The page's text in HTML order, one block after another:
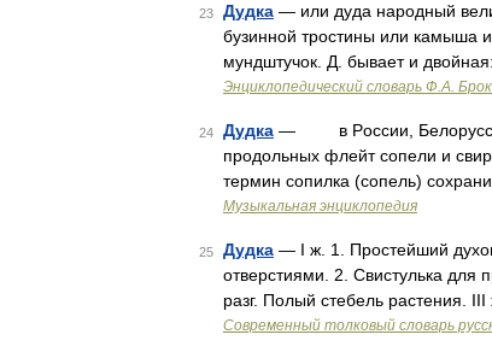
23 Дудка — или дуда народный
бузинной тростины или камыша
мундштучок. Д. бывает и
Энциклопедический словарь Ф.А.
24 Дудка — в Pоссии, Белоруссии
продольных флейт сопели и
термин сопилка (сопель)
Музыкальная энциклопедия
25 Дудка — I ж. 1. Простейший
отверстиями. 2. Свистулька для
разг. Полый стебель растения.
Современный толковый словарь